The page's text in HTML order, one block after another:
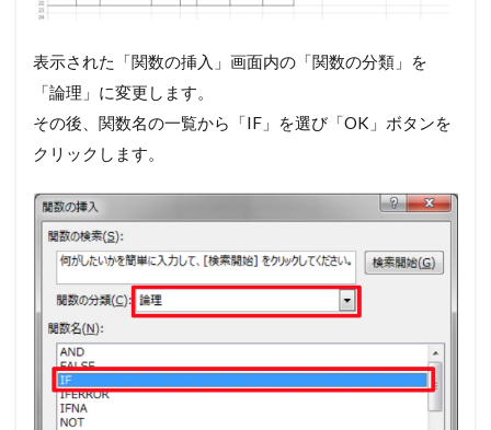
表示された「関数の挿入」画面内の「関数の分類」を
「論理」に変更します。
その後、関数名の一覧から「IF」を選び「OK」ボタンを
クリックします。